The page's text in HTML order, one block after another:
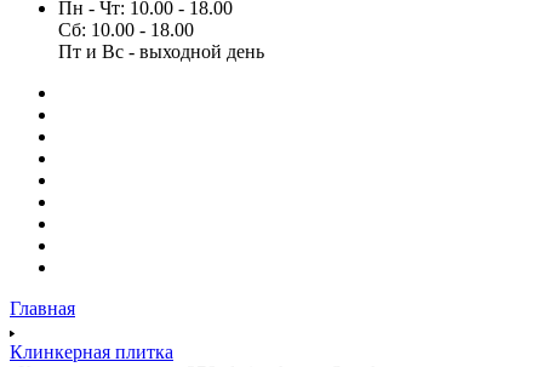
Пн - Чт: 10.00 - 18.00
Сб: 10.00 - 18.00
Пт и Вс - выходной день
Главная
Клинкерная плитка